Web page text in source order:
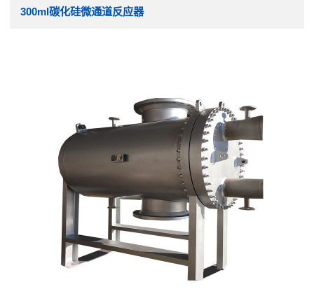
300ml碳化硅微通道反应器